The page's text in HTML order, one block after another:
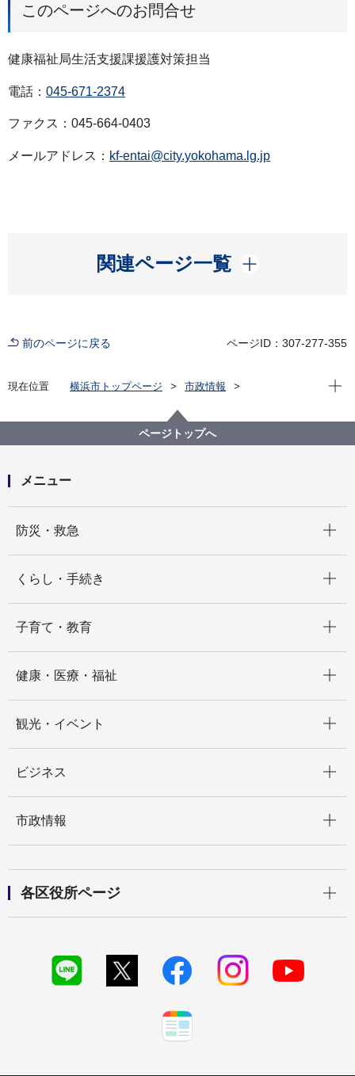
このページへのお問合せ
健康福祉局生活支援課援護対策担当
電話： 045-671-2374
ファクス：045-664-0403
メールアドレス： kf-entai@city.yokohama.lg.jp
関連ページ一覧
開く
前のページに戻る ページID：307-277-355
現在位置 横浜市トップページ
市政情報
【記者発表】「横浜市ことぶき協働スペース」による
シンポジウムを開催します
現在
ページトップへ
メニュー
防災・救急
くらし・手続き
子育て・教育
健康・医療・福祉
観光・イベント
ビジネス
市政情報
各区役所ページ